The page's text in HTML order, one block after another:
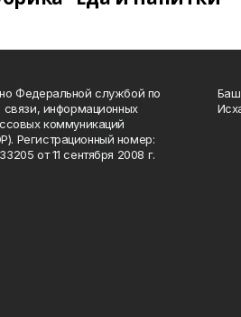
Федеральной службой по
информационных
коммуникаций
Регистрационный номер:
от 11 сентября 2008 г.